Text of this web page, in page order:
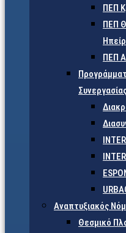
ΠΕΠ
ΠΕΠ
ΠΕΠ
Αναπτυξιακός
Θεσμικό